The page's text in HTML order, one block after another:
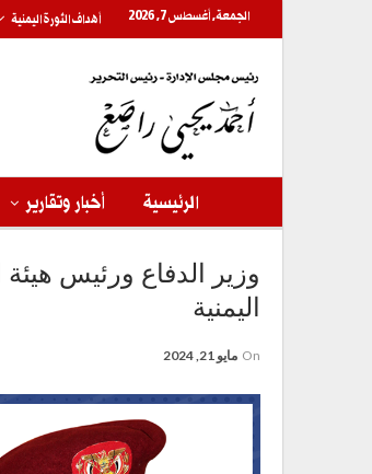
الجمعة, أغسطس 7, 2026 أهداف الثورة اليمنية
الرئيسية أخبار وتقارير
اليمنية
On مايو 21, 2024